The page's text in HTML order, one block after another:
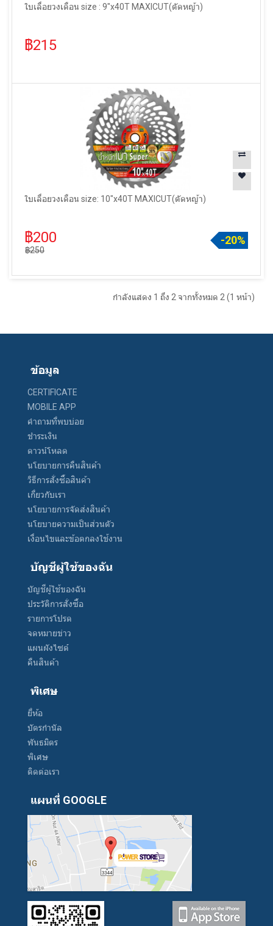
ใบเลื่อยวงเดือน size : 9"x40T MAXICUT(ตัดหญ้า)
฿215
ใบเลื่อยวงเดือน size: 10"x40T MAXICUT(ตัดหญ้า)
฿200
฿250
-20%
กำลังแสดง 1 ถึง 2 จากทั้งหมด 2 (1 หน้า)
ข้อมูล
CERTIFICATE
MOBILE APP
คำถามที่พบบ่อย
ชำระเงิน
ดาวน์โหลด
นโยบายการคืนสินค้า
วิธีการสั่งซื้อสินค้า
เกี่ยวกับเรา
นโยบายการจัดส่งสินค้า
นโยบายความเป็นส่วนตัว
เงื่อนไขและข้อตกลงใช้งาน
บัญชีผู้ใช้ของฉัน
บัญชีผู้ใช้ของฉัน
ประวัติการสั่งซื้อ
รายการโปรด
จดหมายข่าว
แผนผังไซต์
คืนสินค้า
พิเศษ
ยี่ห้อ
บัตรกำนัล
พันธมิตร
พิเศษ
ติดต่อเรา
แผนที่ GOOGLE